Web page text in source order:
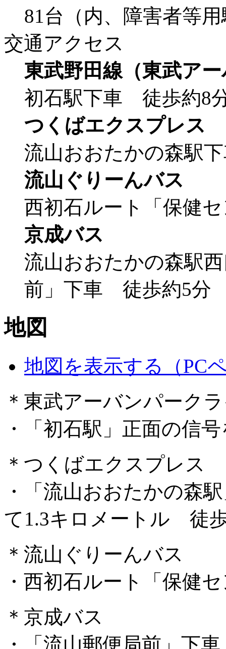
81台（内、障害者等
交通アクセス
東武野田線（東武ア
初石駅下車 徒歩約8
つくばエクスプレス
流山おおたかの森駅
流山ぐりーんバス
西初石ルート「保健
京成バス
流山おおたかの森駅
前」下車 徒歩約5分
地図
地図を表示する（PC
＊東武アーバンパーク
・「初石駅」正面の信
＊つくばエクスプレス
・「流山おおたかの森
て1.3キロメートル 徒
＊流山ぐりーんバス
・西初石ルート「保健
＊京成バス
・「流山郵便局前」下